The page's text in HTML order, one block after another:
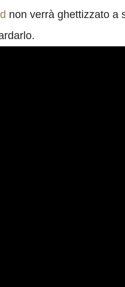
non verrà ghettizzato a